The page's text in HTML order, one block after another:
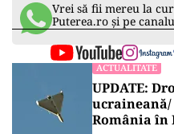
Vrei să fii mereu la
Puterea.ro și pe
ACTUALITATE
UPDATE:
România în